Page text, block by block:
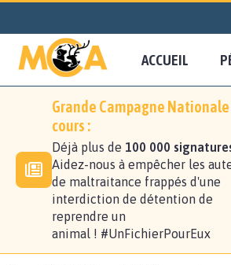
ACCUEIL
Grande Campagne
cours :
Déjà plus de 100 000
Aidez-nous à empêcher les
de maltraitance frappés d'une
interdiction de détention de
reprendre un
animal ! #UnFichierPourEux